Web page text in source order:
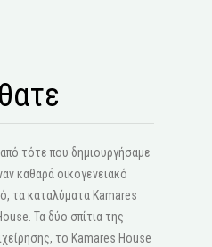
τότε που δημιουργήσαμε
καθαρά οικογενειακό
τα καταλύματα Kamares
Τα δύο σπίτια της
το Kamares House